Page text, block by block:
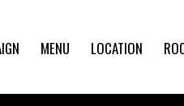
MENU LOCATION